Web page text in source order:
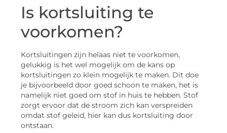
Is kortsluiting te
voorkomen?
Kortsluitingen zijn helaas niet te voorkomen,
gelukkig is het wel mogelijk om de kans op
kortsluitingen zo klein mogelijk te maken. Dit doe
je bijvoorbeeld door goed schoon te maken, het is
namelijk niet goed om stof in huis te hebben. Stof
zorgt ervoor dat de stroom zich kan verspreiden
omdat stof geleid, hier kan dus kortsluiting door
ontstaan.